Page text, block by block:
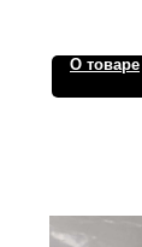
1/
О товаре